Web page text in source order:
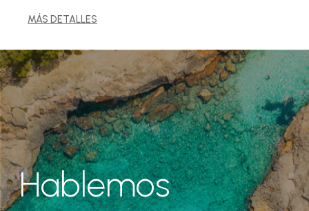
MÁS DETALLES
Hablemos